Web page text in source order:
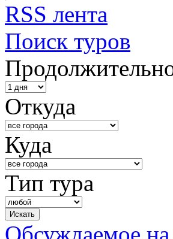
RSS лента
Поиск туров
Откуда
Куда
Тип тура
Обсуждаемое